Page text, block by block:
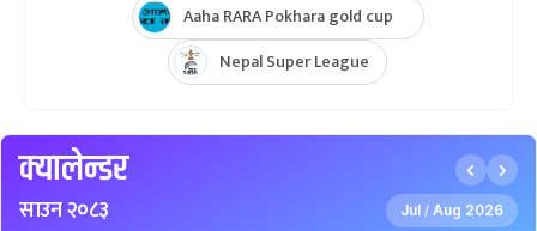
Aaha RARA Pokhara gold cup
Nepal Super League
क्यालेन्डर
साउन २०८३ Jul / Aug 2026